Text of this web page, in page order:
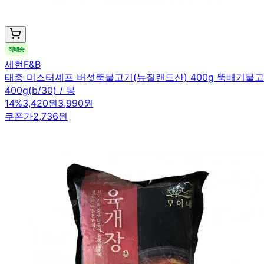
세현F&B
태종 미스터셰프 버섯뚝불고기(뉴질랜드산) 400g 뚝배기불
400g(b/30) / 봉
14%3,420원3,990원
쿠폰가2,736원